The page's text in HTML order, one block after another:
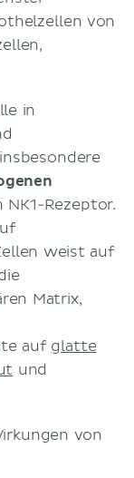
von
in
Rezeptor.
weist auf
Matrix,
auf glatte
und
von